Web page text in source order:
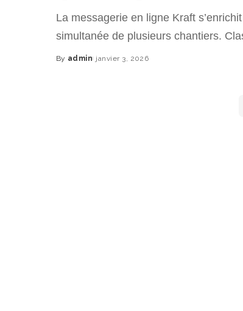
La messagerie en ligne Kraft
simultanée de plusieurs chantiers.
Posted
By admin janvier 3, 2026